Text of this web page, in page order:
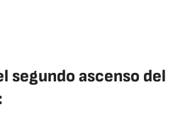
segundo ascenso del